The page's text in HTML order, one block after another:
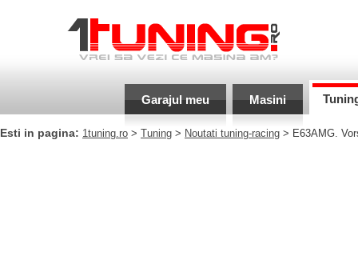
Garajul meu Masini
Esti in pagina: 1tuning.ro > Tuning > Noutati tuning-racing > E63AMG.